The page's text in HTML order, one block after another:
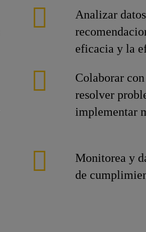
Analizar
eficacia y la
Colaborar
resolver
implementar
Monitorea y
de